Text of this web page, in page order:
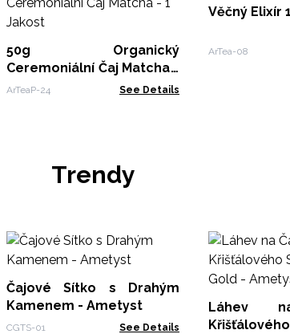
50g Organický
Ceremoniální Čaj Matcha -
1 Jakost
ArTeaP-24 See Details
Věčný Elixír
ArTea-08
Trendy
Čajové Sítko s Drahým
Kamenem - Ametyst
CGTS-01 See Details
Láhev